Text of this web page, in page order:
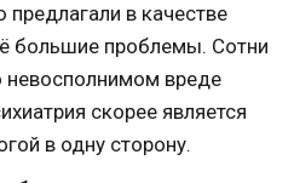
предлагали в качестве
большие проблемы. Сотни
невосполнимом вреде
скорее является
в одну сторону.